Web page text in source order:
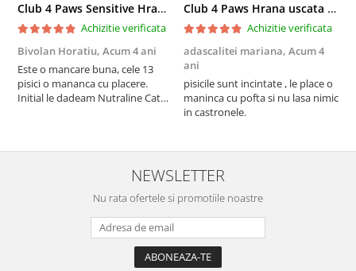
Club 4 Paws Sensitive Hrana uscata pisici adulte, 14kg
Achizitie verificata
Bivolan Horatiu, Acum 4 ani
Este o mancare buna, cele 13
pisici o mananca cu placere.
Initial le dadeam Nutraline Cat
nu o mananca cu placere. Eu
sunt multumit si voi continua cu
Club 4 Paws Hrana uscata pisici sterilizate, 2kg
Achizitie verificata
adascalitei mariana, Acum 4
ani
pisicile sunt incintate , le place o
maninca cu pofta si nu lasa nimic
in castronele.
NEWSLETTER
Nu rata ofertele si promotiile noastre